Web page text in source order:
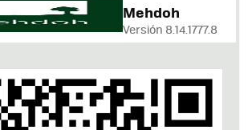
Mehdoh
Versión 8.14.1777.8